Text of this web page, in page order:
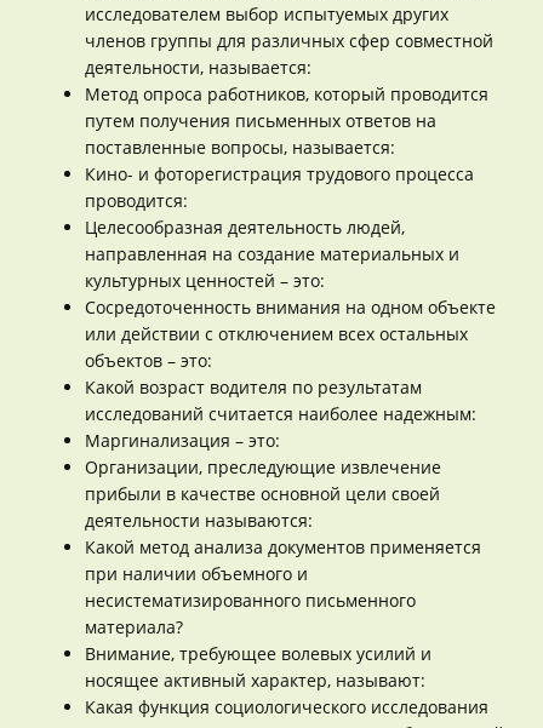
исследователем выбор испытуемых других
членов группы для различных сфер совместной
деятельности, называется:
Метод опроса работников, который проводится
путем получения письменных ответов на
поставленные вопросы, называется:
Кино- и фоторегистрация трудового процесса
проводится:
Целесообразная деятельность людей,
направленная на создание материальных и
культурных ценностей – это:
Сосредоточенность внимания на одном объекте
или действии с отключением всех остальных
объектов – это:
Какой возраст водителя по результатам
исследований считается наиболее надежным:
Маргинализация – это:
Организации, преследующие извлечение
прибыли в качестве основной цели своей
деятельности называются:
Какой метод анализа документов применяется
при наличии объемного и
несистематизированного письменного
материала?
Внимание, требующее волевых усилий и
носящее активный характер, называют:
Какая функция социологического исследования